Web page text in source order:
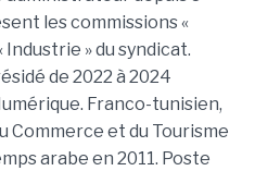
les commissions «
Industrie » du syndicat.
de 2022 à 2024
Franco-tunisien,
Commerce et du Tourisme
arabe en 2011. Poste